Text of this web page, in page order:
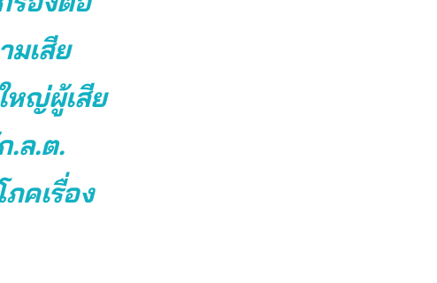
มเสีย
หญ่ผู้เสีย
.ล.ต.
คเรื่อง